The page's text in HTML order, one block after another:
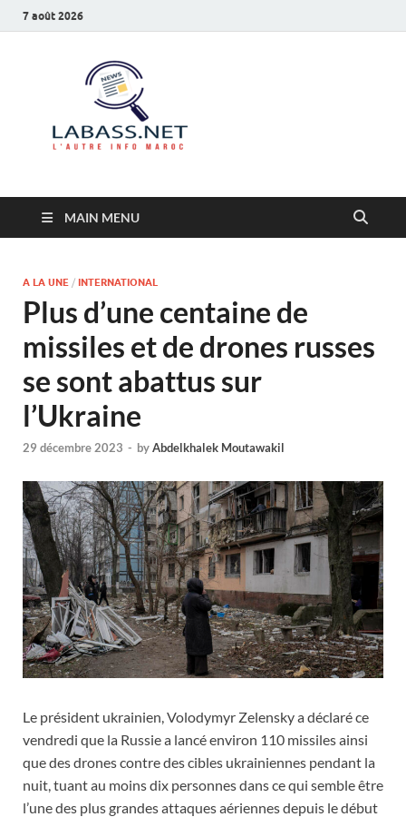
7 août 2026
MAIN MENU
A LA UNE / INTERNATIONAL
Plus d’une centaine de
missiles et de drones russes
se sont abattus sur
l’Ukraine
29 décembre 2023 - byAbdelkhalek Moutawakil
Le président ukrainien, Volodymyr Zelensky a déclaré ce
vendredi que la Russie a lancé environ 110 missiles ainsi
que des drones contre des cibles ukrainiennes pendant la
nuit, tuant au moins dix personnes dans ce qui semble être
l’une des plus grandes attaques aériennes depuis le début